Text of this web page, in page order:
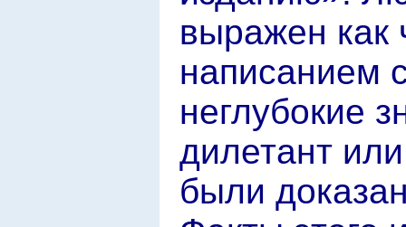
выражен как
написанием
неглубокие
дилетант
были